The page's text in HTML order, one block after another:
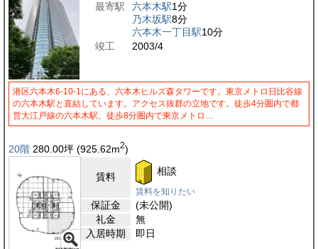
最寄駅
六本木駅1分
乃木坂駅8分
六本木一丁目駅10分
竣工
2003/4
港区六本木6-10-1にある、六本木ヒルズ森タワーです。東京メトロ日比谷線
の六本木駅と直結しています。アクセス抜群の立地です。徒歩4分圏内で都
営大江戸線の六本木駅、徒歩8分圏内で東京メトロ…
20階 280.00坪 (925.62m2)
賃料 相談
賃料を知りたい
保証金
(未公開)
礼金
無
入居時期
即日